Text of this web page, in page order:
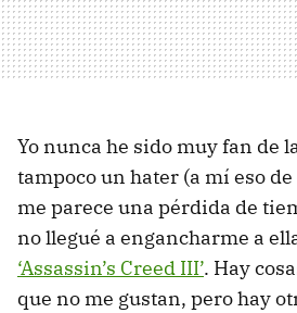
Yo nunca he sido muy fan de
tampoco un hater (a mí eso
me parece una pérdida de
no llegué a engancharme a
‘Assassin’s Creed III’. Hay
que no me gustan, pero hay